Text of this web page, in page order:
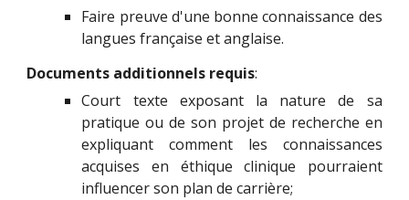
Faire preuve d'une bonne connaissance des
langues française et anglaise.
Documents additionnels requis:
Court texte exposant la nature de sa
pratique ou de son projet de recherche en
expliquant comment les connaissances
acquises en éthique clinique pourraient
influencer son plan de carrière;